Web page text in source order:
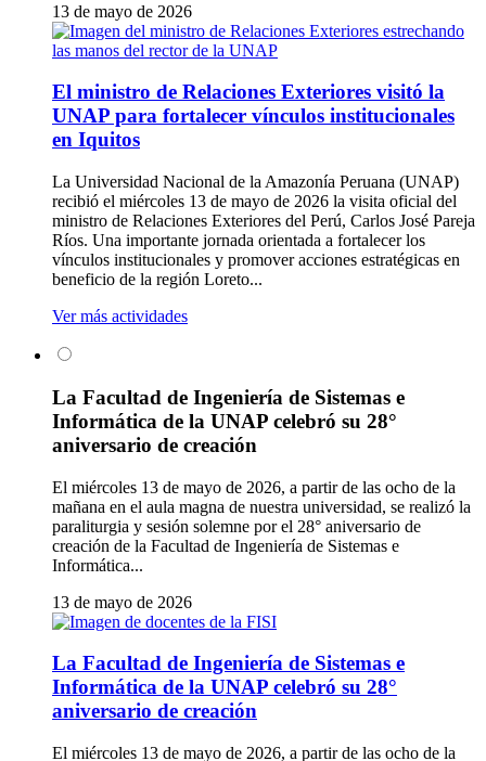
13 de mayo de 2026
El ministro de Relaciones Exteriores visitó la
UNAP para fortalecer vínculos institucionales
en Iquitos
La Universidad Nacional de la Amazonía Peruana (UNAP)
recibió el miércoles 13 de mayo de 2026 la visita oficial del
ministro de Relaciones Exteriores del Perú, Carlos José Pareja
Ríos. Una importante jornada orientada a fortalecer los
vínculos institucionales y promover acciones estratégicas en
beneficio de la región Loreto...
Ver más actividades
La Facultad de Ingeniería de Sistemas e
Informática de la UNAP celebró su 28°
aniversario de creación
El miércoles 13 de mayo de 2026, a partir de las ocho de la
mañana en el aula magna de nuestra universidad, se realizó la
paraliturgia y sesión solemne por el 28° aniversario de
creación de la Facultad de Ingeniería de Sistemas e
Informática...
13 de mayo de 2026
La Facultad de Ingeniería de Sistemas e
Informática de la UNAP celebró su 28°
aniversario de creación
El miércoles 13 de mayo de 2026, a partir de las ocho de la